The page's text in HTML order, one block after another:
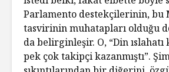
Parlamento destekçilerinin, bu
tasvirinin muhatapları olduğu
da belirginleşir. O, “Din ıslahatı
pek çok takipçi kazanmıştı”.